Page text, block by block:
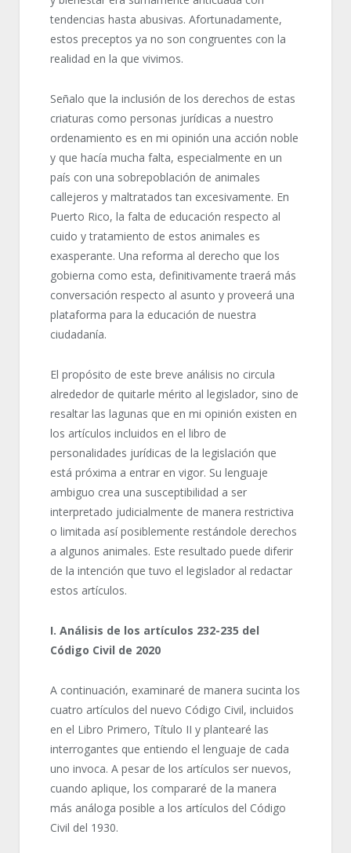
tendencias hasta abusivas. Afortunadamente,
estos preceptos ya no son congruentes con la
realidad en la que vivimos.
Señalo que la inclusión de los derechos de estas
criaturas como personas jurídicas a nuestro
ordenamiento es en mi opinión una acción noble
y que hacía mucha falta, especialmente en un
país con una sobrepoblación de animales
callejeros y maltratados tan excesivamente. En
Puerto Rico, la falta de educación respecto al
cuido y tratamiento de estos animales es
exasperante. Una reforma al derecho que los
gobierna como esta, definitivamente traerá más
conversación respecto al asunto y proveerá una
plataforma para la educación de nuestra
ciudadanía.
El propósito de este breve análisis no circula
alrededor de quitarle mérito al legislador, sino de
resaltar las lagunas que en mi opinión existen en
los artículos incluidos en el libro de
personalidades jurídicas de la legislación que
está próxima a entrar en vigor. Su lenguaje
ambiguo crea una susceptibilidad a ser
interpretado judicialmente de manera restrictiva
o limitada así posiblemente restándole derechos
a algunos animales. Este resultado puede diferir
de la intención que tuvo el legislador al redactar
estos artículos.
I. Análisis de los artículos 232-235 del
Código Civil de 2020
A continuación, examinaré de manera sucinta los
cuatro artículos del nuevo Código Civil, incluidos
en el Libro Primero, Título II y plantearé las
interrogantes que entiendo el lenguaje de cada
uno invoca. A pesar de los artículos ser nuevos,
cuando aplique, los compararé de la manera
más análoga posible a los artículos del Código
Civil del 1930.